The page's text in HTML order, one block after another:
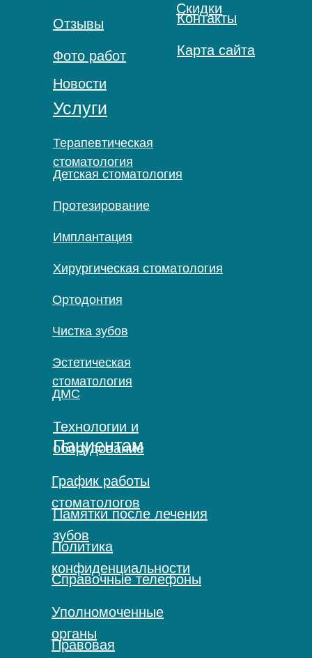
Отзывы
Фото работ
Контакты
Карта сайта
Услуги
Терапевтическая
стоматология
Детская стоматология
Протезирование
Имплантация
Хирургическая стоматология
Ортодонтия
Чистка зубов
Эстетическая
стоматология
ДМС
Пациентам
График работы
стоматологов
Политика
конфиденциальности
Памятки после лечения
зубов
Справочные телефоны
Уполномоченные
органы
Правовая
Скидки
Новости
Технологии и
оборудование